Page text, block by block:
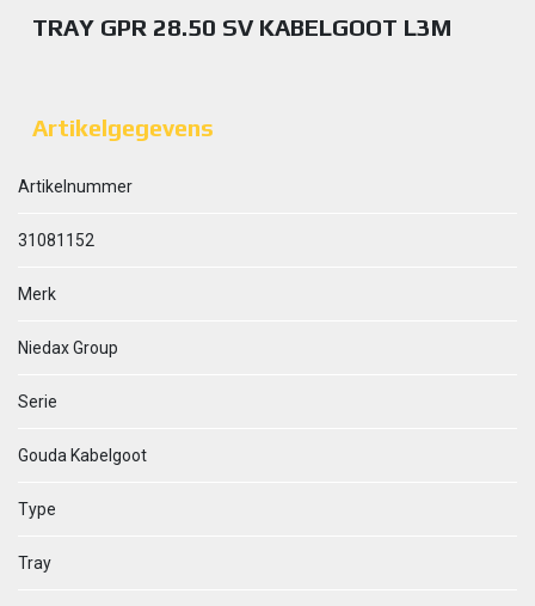
TRAY GPR 28.50 SV KABELGOOT L3M
Artikelgegevens
Artikelnummer
31081152
Merk
Niedax Group
Serie
Gouda Kabelgoot
Type
Tray